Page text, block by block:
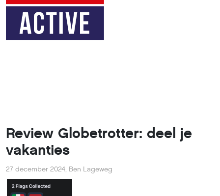
Review Globetrotter: deel je
vakanties
27 december 2024, Ben Lageweg